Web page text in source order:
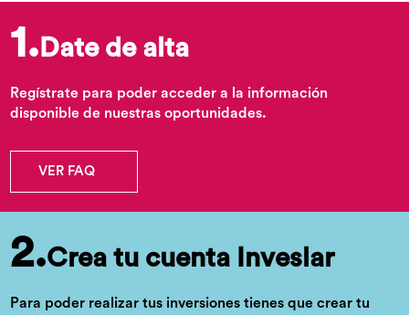
1. Date de alta
Regístrate para poder acceder a la información
disponible de nuestras oportunidades.
VER FAQ
2.Crea tu cuenta Inveslar
Para poder realizar tus inversiones tienes que crear tu